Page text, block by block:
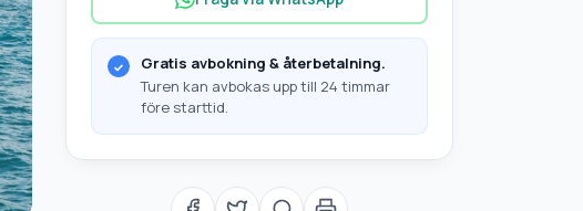
Gratis avbokning & återbetalning.
Turen kan avbokas upp till 24 timmar
före starttid.